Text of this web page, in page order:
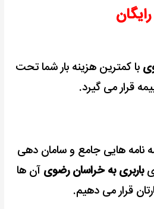
رایگان
با کمترین هزینه بار شما تحت
قرار می گیرد.
نامه هایی جامع و سامان دهی
باربری به خراسان رضوی آن ها
قرار می دهیم.